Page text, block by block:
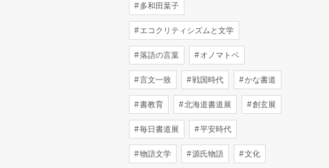
多和田葉子
エコクリティシズムと文学
落語の言葉 オノマトペ
言文一致 戦国時代 かな書道
書教育 北海道書道展 創玄展
毎日書道展 平安時代
物語文学 源氏物語 文化